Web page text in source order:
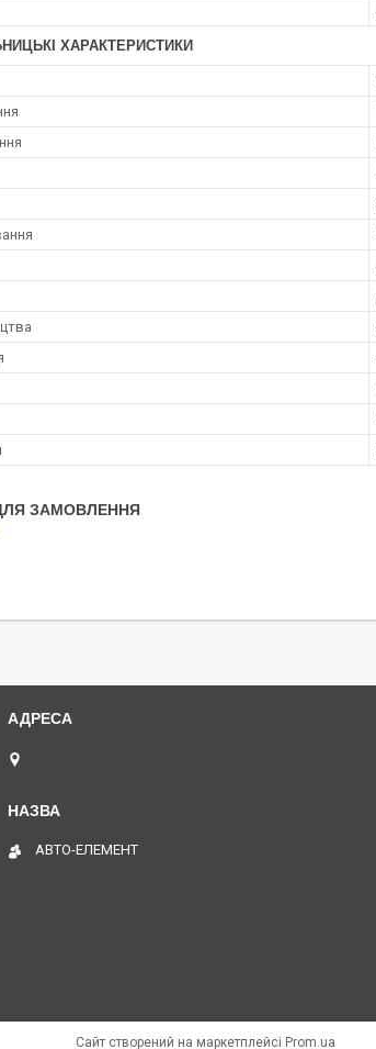
ХАРАКТЕРИСТИКИ
ЗАМОВЛЕННЯ
АВТО-ЕЛЕМЕНТ
Сайт створений на маркетплейсі Prom.ua